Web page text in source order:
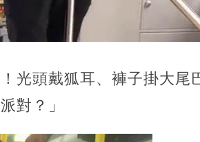
光頭戴狐耳、褲子掛大尾
對？」